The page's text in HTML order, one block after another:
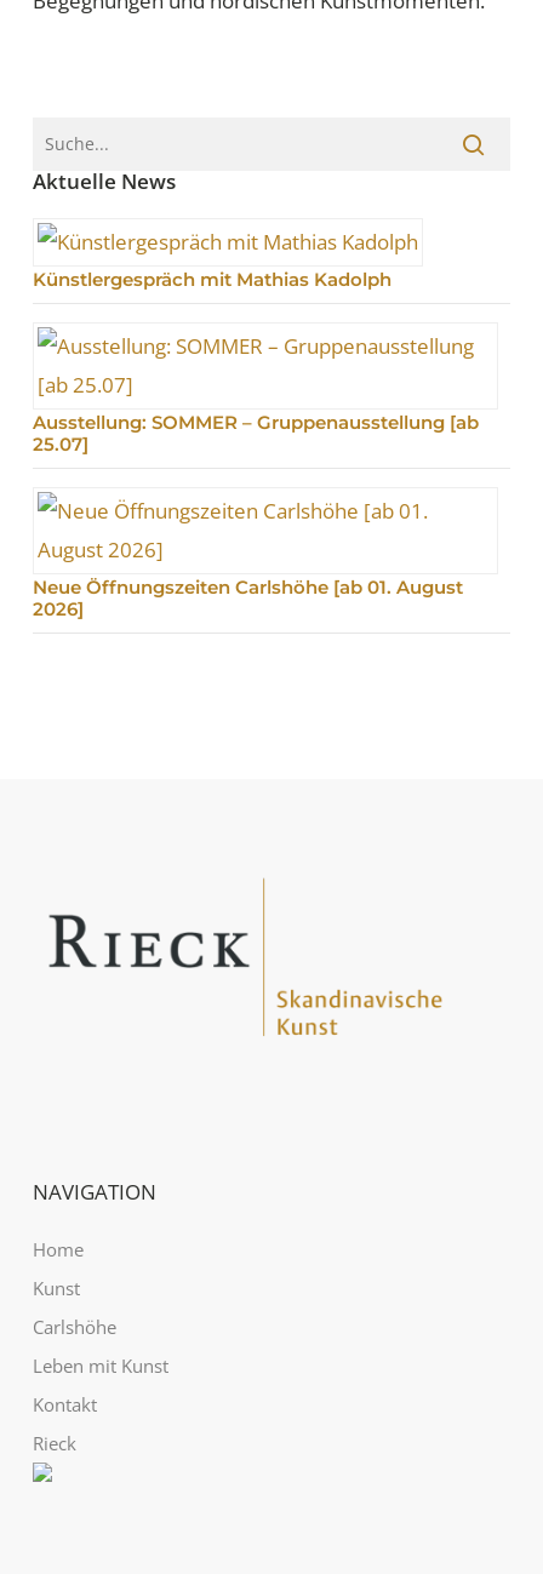
Aktuelle News
Künstlergespräch mit Mathias Kadolph
Ausstellung: SOMMER – Gruppenausstellung [ab
25.07]
Neue Öffnungszeiten Carlshöhe [ab 01. August
2026]
NAVIGATION
Home
Kunst
Carlshöhe
Leben mit Kunst
Kontakt
Rieck